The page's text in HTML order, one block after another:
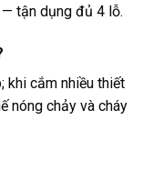
tận dụng đủ 4 lỗ.
khi cắm nhiều thiết
nóng chảy và cháy